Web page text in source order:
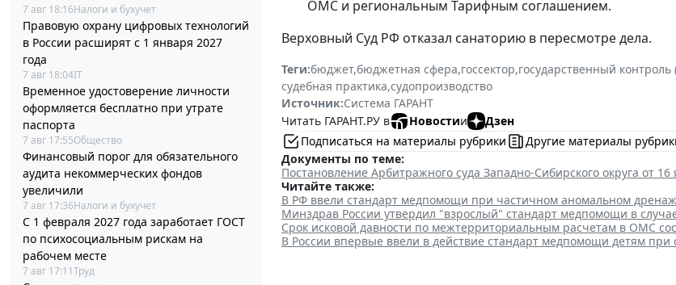
7 авг 18:16Налоги и бухучет
Правовую охрану цифровых технологий
в России расширят с 1 января 2027
года
7 авг 18:04IT
Временное удостоверение личности
оформляется бесплатно при утрате
паспорта
7 авг 17:55Общество
Финансовый порог для обязательного
аудита некоммерческих фондов
увеличили
7 авг 17:36Налоги и бухучет
С 1 февраля 2027 года заработает ГОСТ
по психосоциальным рискам на
рабочем месте
7 авг 17:11Труд
ОМС и региональным Тарифным соглашением.
Верховный Суд РФ отказал санаторию в пересмотре дела.
Теги:бюджет,бюджетная сфера,госсектор,государственный контроль
судебная практика,судопроизводство
Источник:Система ГАРАНТ
Читать ГАРАНТ.РУ в
Новостии
Дзен
Подписаться на материалы рубрики
Другие материалы
Документы по теме:
Постановление Арбитражного суда Западно-Сибирского округа от
Читайте также:
В РФ ввели стандарт медпомощи при частичном аномальном
Минздрав России утвердил "взрослый" стандарт медпомощи в
Срок исковой давности по межтерриториальным расчетам в ОМС
В России впервые ввели в действие стандарт медпомощи детям при